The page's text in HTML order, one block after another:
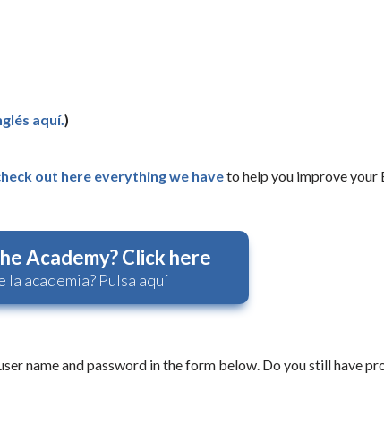
aquí.)
out here everything we haveto help you improve your
Academy? Click here
la academia? Pulsa aquí
name and password in the form below. Do you still have